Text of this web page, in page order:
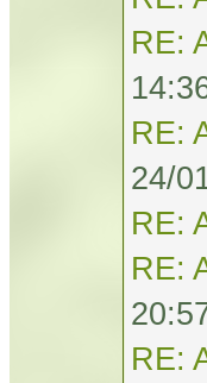
RE:
RE:
24/
RE:
RE:
RE: